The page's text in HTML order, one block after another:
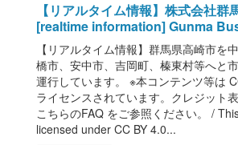
【リアルタイム情報】株式会社群
[realtime information] Gunma
【リアルタイム情報】群馬県高崎市を
橋市、安中市、吉岡町、榛東村等へと
運行しています。 ※本コンテンツ等は
ライセンスされています。クレジット表
こちらのFAQ をご参照ください。 /
licensed under CC BY 4.0...